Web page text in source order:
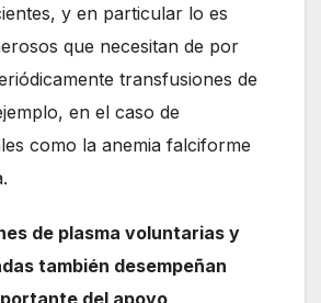
y en particular lo es
que necesitan de por
transfusiones de
en el caso de
como la anemia falciforme
de plasma voluntarias y
también desempeñan